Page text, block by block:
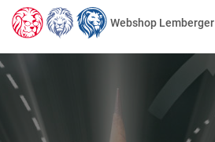
Webshop Lemberger